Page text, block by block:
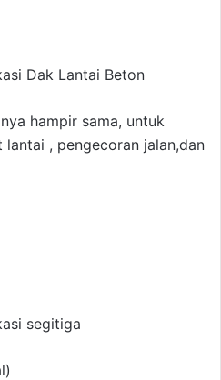
hampir sama, untuk
, pengecoran jalan,dan